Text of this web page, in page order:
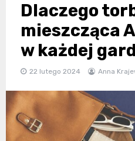
Dlaczego
mieszcząca
w każdej
22 lutego 2024 Anna